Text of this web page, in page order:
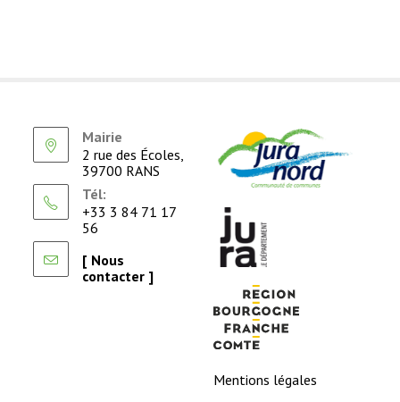
Mairie
2 rue des Écoles,
39700 RANS
Tél:
+33 3 84 71 17
56
[ Nous
contacter ]
Mentions légales